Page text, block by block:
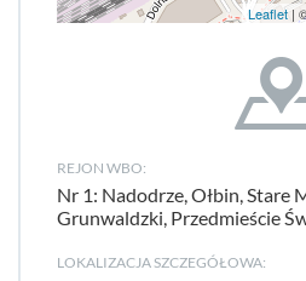
Leaflet |
REJON WBO:
Nr 1: Nadodrze, Ołbin, Stare
Grunwaldzki, Przedmieście
LOKALIZACJA SZCZEGÓŁOWA: